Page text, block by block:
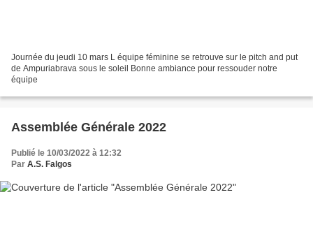
Journée du jeudi 10 mars L équipe féminine se retrouve sur le pitch and put
de Ampuriabrava sous le soleil Bonne ambiance pour ressouder notre
équipe
Assemblée Générale 2022
Publié le 10/03/2022 à 12:32
Par A.S. Falgos